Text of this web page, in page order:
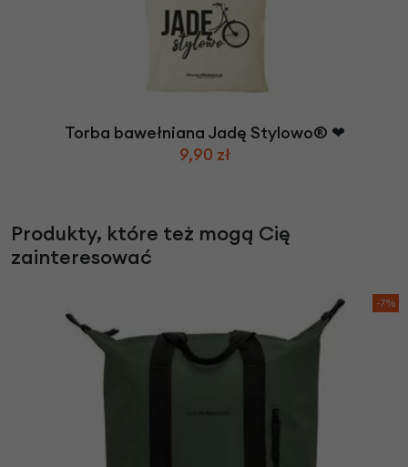
Torba bawełniana Jadę Stylowo® ❤
9,90 zł
Produkty, które też mogą Cię
zainteresować
-7%